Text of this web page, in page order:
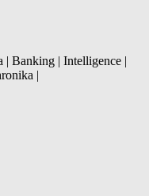
| Banking | Intelligence |
|